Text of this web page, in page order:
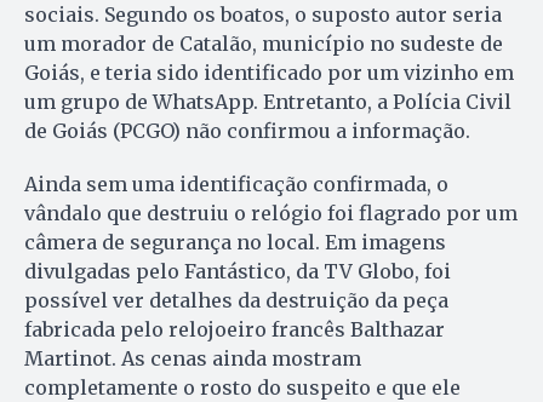
sociais. Segundo os boatos, o suposto autor seria
um morador de Catalão, município no sudeste de
Goiás, e teria sido identificado por um vizinho em
um grupo de WhatsApp. Entretanto, a Polícia Civil
de Goiás (PCGO) não confirmou a informação.
Ainda sem uma identificação confirmada, o
vândalo que destruiu o relógio foi flagrado por um
câmera de segurança no local. Em imagens
divulgadas pelo Fantástico, da TV Globo, foi
possível ver detalhes da destruição da peça
fabricada pelo relojoeiro francês Balthazar
Martinot. As cenas ainda mostram
completamente o rosto do suspeito e que ele